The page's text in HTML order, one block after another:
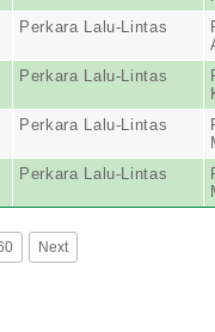
Perkara Lalu-Lintas
Perkara Lalu-Lintas
Perkara Lalu-Lintas
Perkara Lalu-Lintas
Next